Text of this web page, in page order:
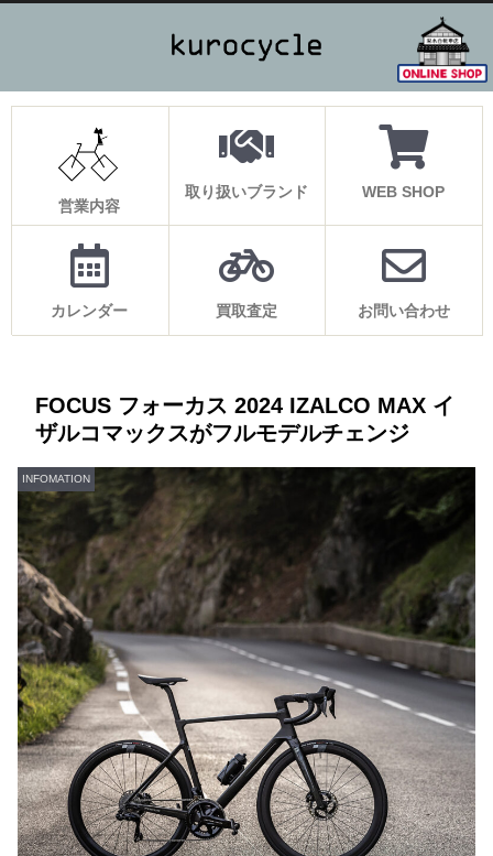
営業内容
取り扱いブランド WEB SHOP
カレンダー 買取査定 お問い合わせ
FOCUS フォーカス 2024 IZALCO MAX イ
ザルコマックスがフルモデルチェンジ
INFOMATION